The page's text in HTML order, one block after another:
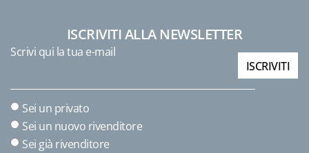
ISCRIVITI ALLA NEWSLETTER
Scrivi qui la tua e-mail
Sei un privato
Sei un nuovo rivenditore
Sei già rivenditore
ISCRIVITI